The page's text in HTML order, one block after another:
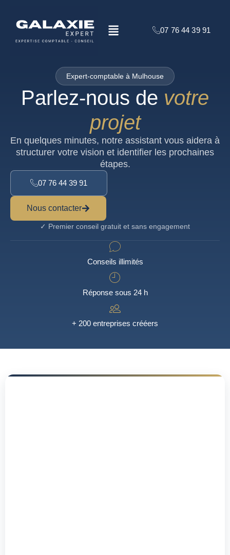
contenu
Menu 07 76 44 39 91
Expert-comptable à Mulhouse
Parlez-nous de votre
projet
En quelques minutes, notre assistant vous aidera à
structurer votre vision et identifier les prochaines
étapes.
Nous contacter
07 76 44 39 91
✓ Premier conseil gratuit et sans engagement
Conseils illimités
Réponse sous 24 h
+ 200 entreprises crééers